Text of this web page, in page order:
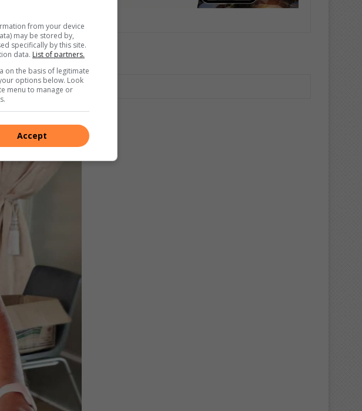
from your device
may be stored by,
specifically by this site.
data. List of partners.
on the basis of legitimate
options below. Look
menu to manage or
Accept